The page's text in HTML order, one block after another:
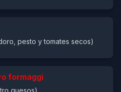
pesto y tomates secos)
formaggi
quesos)